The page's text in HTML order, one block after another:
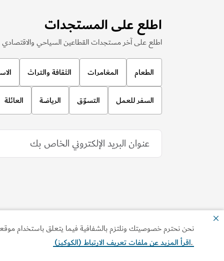
نحن نحترم خصوصيتك ونلتزم بالشفافية فيما يتعلق باستخدام
.اقرأ المزيد عن ملفات تعريف الارتباط (الكوكيز)
"استوديو بلوم"
وجهة نسائية فاخرة توفّر باقة من جلسات "البيلاتس"